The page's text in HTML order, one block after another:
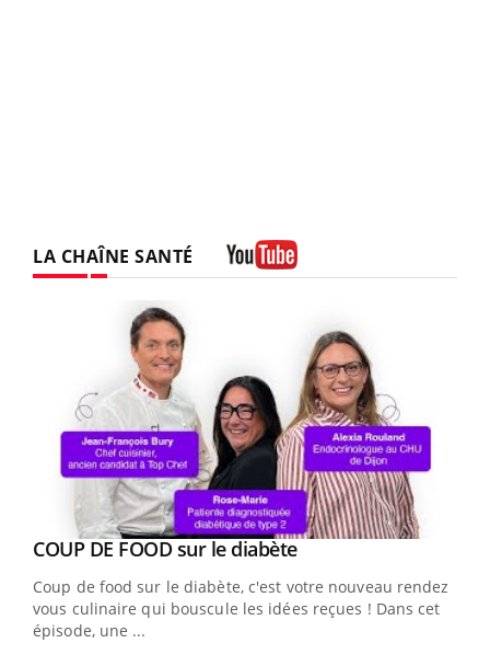
LA CHAÎNE SANTÉ
Youtube
COUP DE FOOD sur le diabèteYoutube
Coup de food sur le diabète, c'est votre nouveau rendez-
vous culinaire qui bouscule les idées reçues ! Dans cet
épisode, une ...